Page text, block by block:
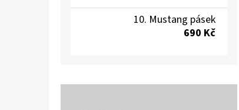
Mustang pásek
690 Kč